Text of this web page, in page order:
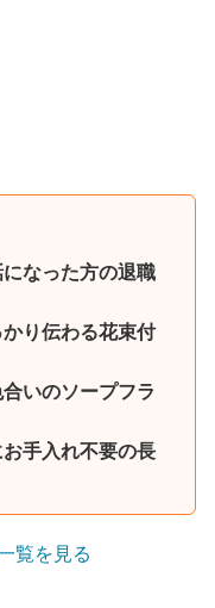
なった方の退職
り伝わる花束付
いのソープフラ
手入れ不要の長
覧を見る